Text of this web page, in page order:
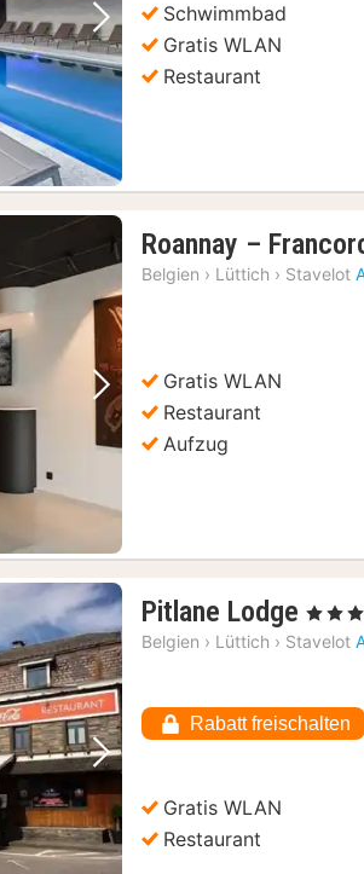
Nächstes Bild
Schwimmbad
Gratis WLAN
Restaurant
Nächstes Bild
Roannay –
Belgien › Lüttich › Stavelot
Gratis WLAN
Restaurant
Aufzug
Nächstes Bild
Pitlane Lodge 1
€
, 3 Sterne
Belgien › Lüttich › Stavelot
Rabatt freischalten
Gratis WLAN
Restaurant